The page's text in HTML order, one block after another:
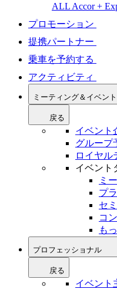
ALL Accor +
プロモーション
提携パートナー
乗車を予約する
アクティビティ
ミーティング＆イベント
戻る
イベント
グループ
ロイヤル
イベント
ミ
プ
セ
コ
も
プロフェッショナル
戻る
イベント